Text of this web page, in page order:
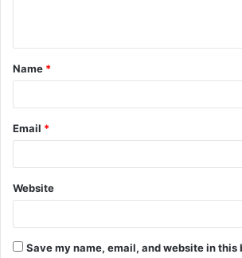
t
*
Name *
Email *
Website
Save my name, email, and website in this